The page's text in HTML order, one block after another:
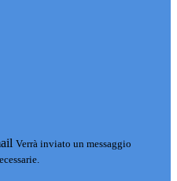
Verrà inviato un messaggio